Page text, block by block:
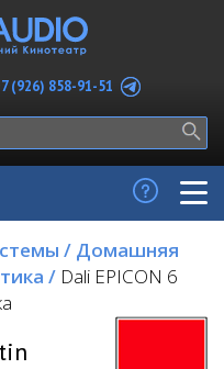
(926) 858-91-51
/ Домашняя
/ Dali EPICON 6